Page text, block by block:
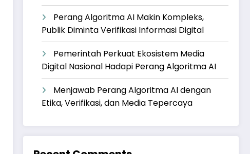
Perang Algoritma AI Makin Kompleks,
Publik Diminta Verifikasi Informasi Digital
Pemerintah Perkuat Ekosistem Media
Digital Nasional Hadapi Perang Algoritma AI
Menjawab Perang Algoritma AI dengan
Etika, Verifikasi, dan Media Tepercaya